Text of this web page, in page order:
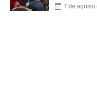
7 de agosto